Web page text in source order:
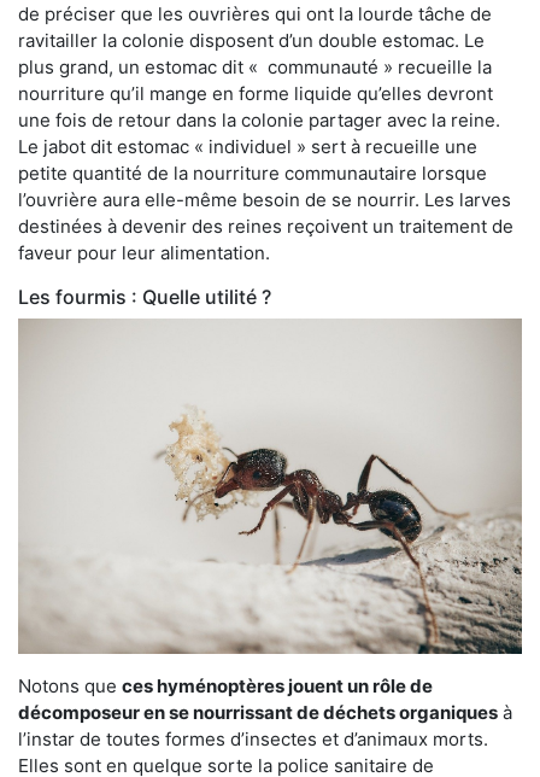
de préciser que les ouvrières qui ont la lourde tâche de
ravitailler la colonie disposent d’un double estomac. Le
plus grand, un estomac dit « communauté » recueille la
nourriture qu’il mange en forme liquide qu’elles devront
une fois de retour dans la colonie partager avec la reine.
Le jabot dit estomac « individuel » sert à recueille une
petite quantité de la nourriture communautaire lorsque
l’ouvrière aura elle-même besoin de se nourrir. Les larves
destinées à devenir des reines reçoivent un traitement de
faveur pour leur alimentation.
Les fourmis : Quelle utilité ?
Notons que ces hyménoptères jouent un rôle de
décomposeur en se nourrissant de déchets organiques à
l’instar de toutes formes d’insectes et d’animaux morts.
Elles sont en quelque sorte la police sanitaire de